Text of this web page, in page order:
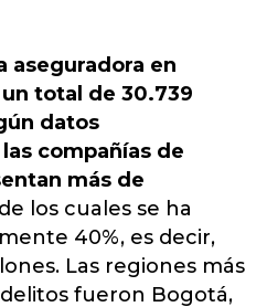
aseguradora en
total de 30.739
datos
compañías de
más de
los cuales se ha
40%, es decir,
Las regiones más
fueron Bogotá,